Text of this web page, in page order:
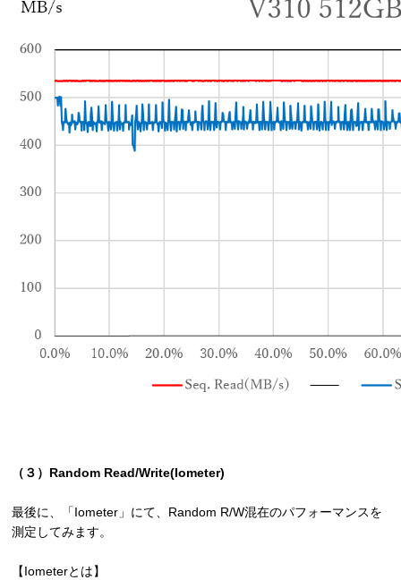
（３）Random Read/Write(Iometer)
最後に、「Iometer」にて、Random R/W混在のパフォーマンスを
測定してみます。
【Iometerとは】